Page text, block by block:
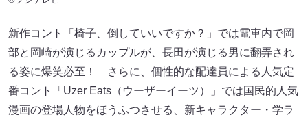
新作コント「椅子、倒していいですか？」では電車内で岡
部と岡崎が演じるカップルが、長田が演じる男に翻弄され
る姿に爆笑必至！ さらに、個性的な配達員による人気定
番コント「Uzer Eats（ウーザーイーツ）」では国民的人気
漫画の登場人物をほうふつさせる、新キャラクター・学ラ